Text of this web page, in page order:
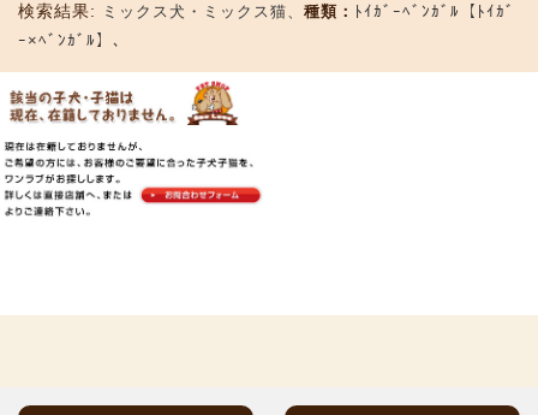
検索結果: ミックス犬・ミックス猫、 種類： ﾄｲｶﾞｰﾍﾞﾝｶﾞﾙ【ﾄｲｶﾞ
ｰ×ﾍﾞﾝｶﾞﾙ】、